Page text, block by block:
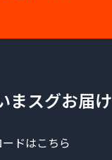
まスグお届け
ドはこちら